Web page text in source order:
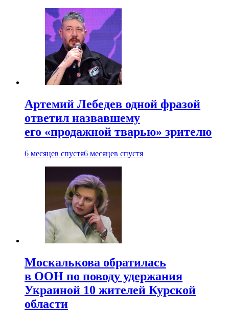
Артемий Лебедев одной фразой
ответил назвавшему
его «продажной тварью» зрителю
6 месяцев спустя6 месяцев спустя
Москалькова обратилась
в ООН по поводу удержания
Украиной 10 жителей Курской
области